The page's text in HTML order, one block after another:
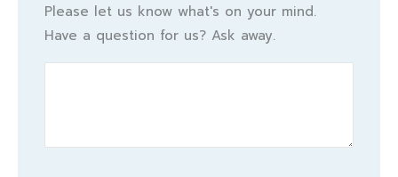
Please let us know what's on your mind.
Have a question for us? Ask away.